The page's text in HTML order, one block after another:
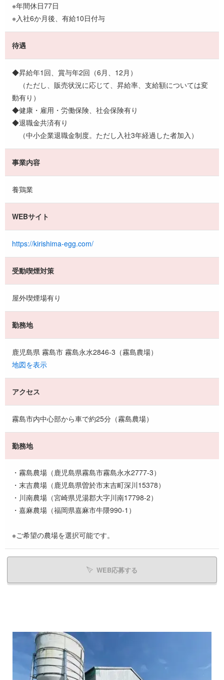
※年間休日77日
※入社6か月後、有給10日付与
待遇
◆昇給年1回、賞与年2回（6月、12月）
（ただし、販売状況に応じて、昇給率、支給額については変
動有り）
◆健康・雇用・労働保険、社会保険有り
◆退職金共済有り
（中小企業退職金制度。ただし入社3年経過した者加入）
事業内容
養鶏業
WEBサイト
https://kirishima-egg.com/
受動喫煙対策
屋外喫煙場有り
勤務地
鹿児島県 霧島市 霧島永水2846-3（霧島農場）
地図を表示
アクセス
霧島市内中心部から車で約25分（霧島農場）
勤務地
・霧島農場（鹿児島県霧島市霧島永水2777-3）
・末吉農場（鹿児島県曽於市末吉町深川15378）
・川南農場（宮崎県児湯郡大字川南17798-2）
・嘉麻農場（福岡県嘉麻市牛隈990-1）
※ご希望の農場を選択可能です。
WEB応募する